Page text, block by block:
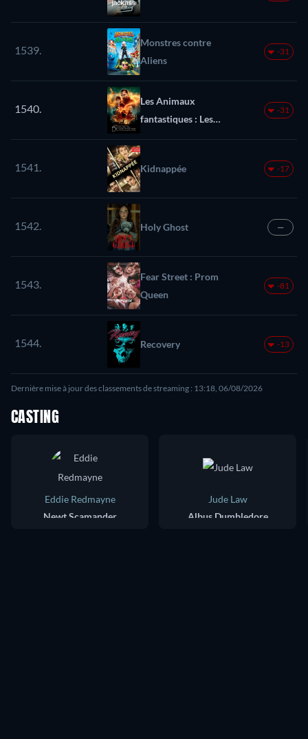
1539.
Monstres contre
Aliens
-31
1540.
Les Animaux
fantastiques : Les
Secrets de
-31
1541. Kidnappée -17
1542. Holy Ghost —
1543.
Fear Street : Prom
Queen
-81
1544. Recovery -13
Dernière mise à jour des classements de streaming : 13:18, 06/08/2026
CASTING
Eddie Redmayne
Newt Scamander
Jude Law
Albus Dumbledore